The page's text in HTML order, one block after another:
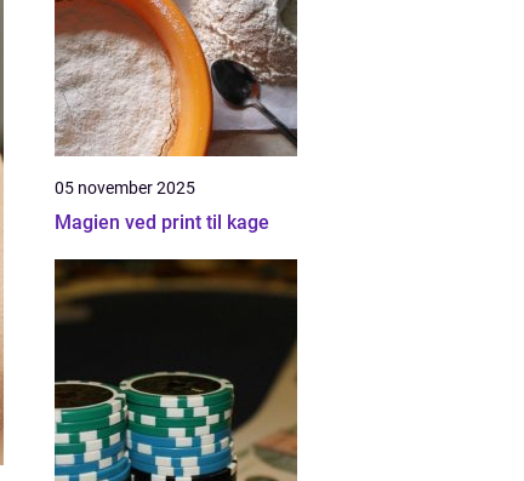
05 november 2025
Magien ved print til kage